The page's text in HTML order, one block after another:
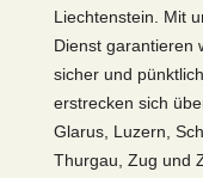
Liechtenstein. Mit
Dienst garantieren
sicher und
erstrecken sich
Glarus, Luzern,
Thurgau, Zug und